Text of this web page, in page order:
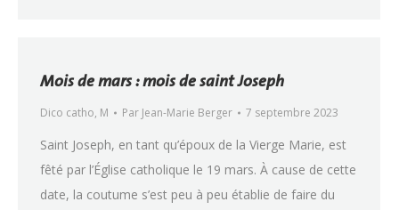
Mois de mars : mois de saint Joseph
Dico catho, M Par Jean-Marie Berger 7 septembre 2023
Saint Joseph, en tant qu’époux de la Vierge Marie, est
fêté par l’Église catholique le 19 mars. À cause de cette
date, la coutume s’est peu à peu établie de faire du